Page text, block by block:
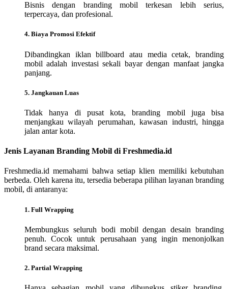
Bisnis dengan branding mobil terkesan lebih serius,
terpercaya, dan profesional.
4. Biaya Promosi Efektif
Dibandingkan iklan billboard atau media cetak, branding
mobil adalah investasi sekali bayar dengan manfaat jangka
panjang.
5. Jangkauan Luas
Tidak hanya di pusat kota, branding mobil juga bisa
menjangkau wilayah perumahan, kawasan industri, hingga
jalan antar kota.
Jenis Layanan Branding Mobil di Freshmedia.id
Freshmedia.id memahami bahwa setiap klien memiliki kebutuhan
berbeda. Oleh karena itu, tersedia beberapa pilihan layanan branding
mobil, di antaranya:
1. Full Wrapping
Membungkus seluruh bodi mobil dengan desain branding
penuh. Cocok untuk perusahaan yang ingin menonjolkan
brand secara maksimal.
2. Partial Wrapping